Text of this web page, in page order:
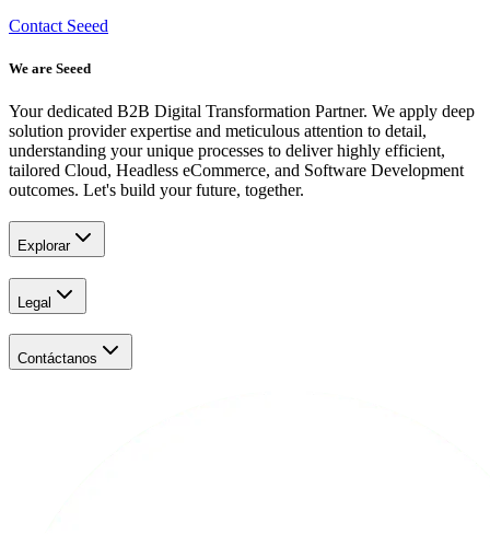
Contact Seeed
We are Seeed
Your dedicated B2B Digital Transformation Partner. We apply deep
solution provider expertise and meticulous attention to detail,
understanding your unique processes to deliver highly efficient,
tailored Cloud, Headless eCommerce, and Software Development
outcomes. Let's build your future, together.
Explorar
Legal
Contáctanos